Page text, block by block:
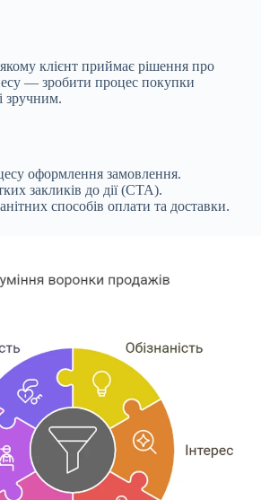
клієнт приймає рішення про
— зробити процес покупки
зручним.
оформлення замовлення.
закликів до дії (CTA).
способів оплати та доставки.